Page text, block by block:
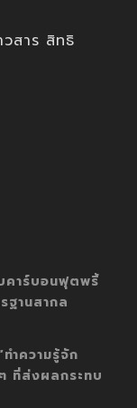
สาร สิทธิ
คาร์บอนฟุตพริ้
ฐานสากล
ำความรู้จัก
ที่ส่งผลกระทบ